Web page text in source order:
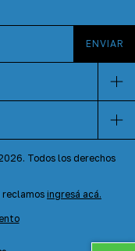
Todos los derechos
reclamos ingresá acá.